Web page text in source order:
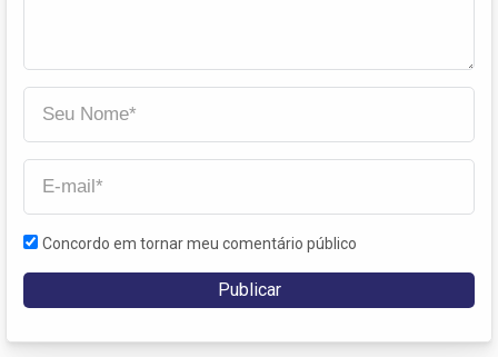
Concordo em tornar meu comentário público